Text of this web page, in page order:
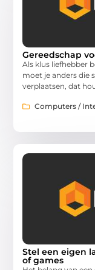
Gereedschap
Als klus liefhebber
moet je anders die
verplaatsen, dat
Computers /
Stel een eigen
of games